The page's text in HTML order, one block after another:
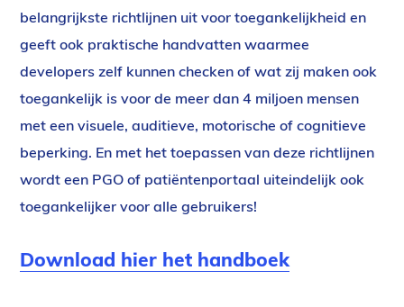
belangrijkste richtlijnen uit voor toegankelijkheid en
geeft ook praktische handvatten waarmee
developers zelf kunnen checken of wat zij maken ook
toegankelijk is voor de meer dan 4 miljoen mensen
met een visuele, auditieve, motorische of cognitieve
beperking. En met het toepassen van deze richtlijnen
wordt een PGO of patiëntenportaal uiteindelijk ook
toegankelijker voor alle gebruikers!
Download hier het handboek